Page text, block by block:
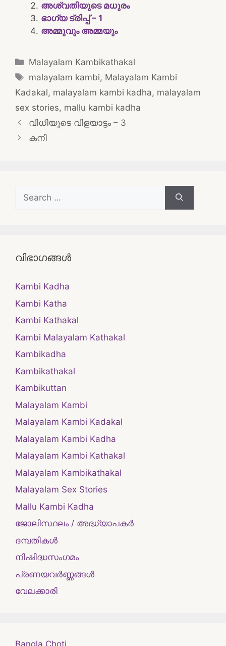
അശ്വതിയുടെ മധുരം
ഭാഗ്യ ട്രിപ്പ് – 1
അമ്മുവും അമ്മയും
Categories
Malayalam Kambikathakal
Tags
malayalam kambi, Malayalam Kambi
Kadakal, malayalam kambi kadha, malayalam
sex stories, mallu kambi kadha
Post
navigation
വിധിയുടെ വിളയാട്ടം – 3
കനി
Search
for:
വിഭാഗങ്ങൾ
Kambi Kadha
Kambi Katha
Kambi Kathakal
Kambi Malayalam Kathakal
Kambikadha
Kambikathakal
Kambikuttan
Malayalam Kambi
Malayalam Kambi Kadakal
Malayalam Kambi Kadha
Malayalam Kambi Kathakal
Malayalam Kambikathakal
Malayalam Sex Stories
Mallu Kambi Kadha
ജോലിസ്ഥലം / അദ്ധ്യാപകർ
ദമ്പതികള്‍
നിഷിദ്ധസംഗമം
പ്രണയവർണ്ണങ്ങൾ
വേലക്കാരി
Bangla Choti